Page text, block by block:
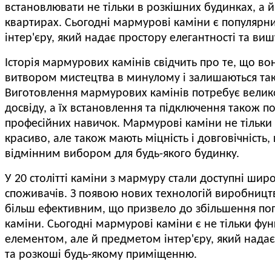
встановлювати не тільки в розкішних будинках, а
квартирах. Сьогодні мармурові каміни є
інтер'єру, який надає простору елегантності та
Історія мармурових камінів свідчить про те, що
витвором мистецтва в минулому і залишаються
Виготовлення мармурових камінів потребує
досвіду, а їх встановлення та підключення також
професійних навичок. Мармурові каміни не тільки
красиво, але також мають міцність і
відмінним вибором для будь-якого будинку.
У 20 столітті каміни з мармуру стали доступні
споживачів. З появою нових технологій
більш ефективним, що призвело до збільшення
каміни. Сьогодні мармурові каміни є не тільки
елементом, але й предметом інтер'єру, який
та розкоші будь-якому приміщенню.